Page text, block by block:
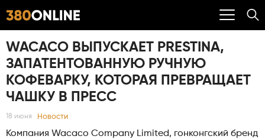
WACACO ВЫПУСКАЕТ PRESTINA,
ЗАПАТЕНТОВАННУЮ РУЧНУЮ
КОФЕВАРКУ, КОТОРАЯ ПРЕВРАЩАЕТ
ЧАШКУ В ПРЕСС
18 июня Новости
Компания Wacaco Company Limited, гонконгский бренд